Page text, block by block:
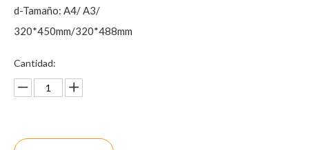
d-Tamaño: A4/ A3/
320*450mm/320*488mm
Cantidad: